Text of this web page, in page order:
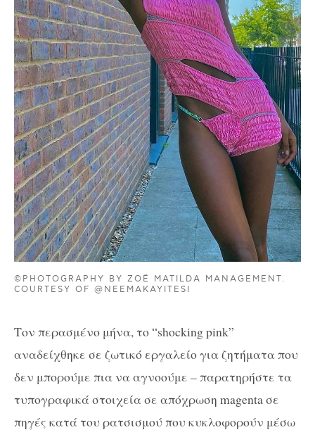
©PHOTOGRAPHY BY ZOË MATILDA MANAGEMENT.
COURTESY OF @NEEMAKAYITESI
Τον περασμένο μήνα, το “shocking pink”
αναδείχθηκε σε ζωτικό εργαλείο για ζητήματα που
δεν μπορούμε πια να αγνοούμε – παρατηρήστε τα
τυπογραφικά στοιχεία σε απόχρωση magenta σε
πηγές κατά του ρατσισμού που κυκλοφορούν μέσω